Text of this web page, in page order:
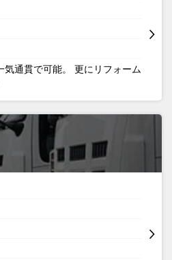
通貫で可能。 更にリフォーム